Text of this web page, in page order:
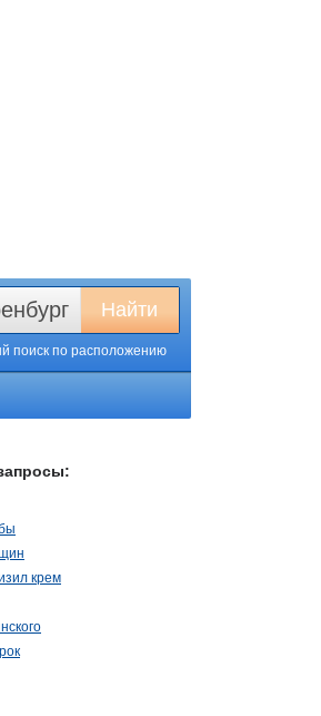
Найти
поиск по расположению
крем